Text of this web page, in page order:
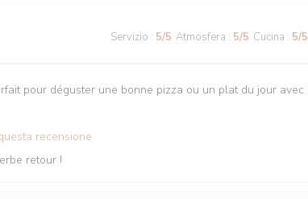
Servizio : 5/5 Atmosfera : 5/5 Cucina : 5/5
pour déguster une bonne pizza ou un plat du jour
recensione
retour !